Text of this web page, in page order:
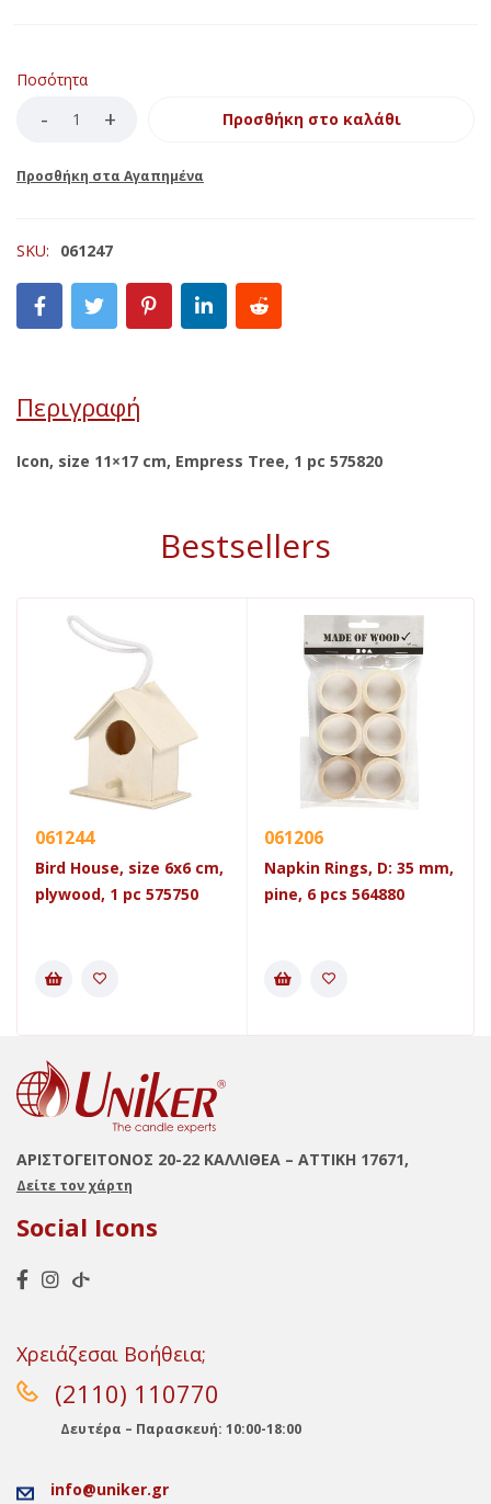
Ποσότητα
Προσθήκη στο καλάθι
SKU: 061247
Περιγραφή
Icon, size 11×17 cm, Empress Tree, 1 pc 575820
Bestsellers
061244
Bird House, size 6x6 cm,
plywood, 1 pc 575750
061206
Napkin Rings, D: 35 mm,
pine, 6 pcs 564880
ΑΡΙΣΤΟΓΕΙΤΟΝΟΣ 20-22 ΚΑΛΛΙΘΕΑ – ΑΤΤΙΚΗ 17671,
Δείτε τον χάρτη
Social Icons
Χρειάζεσαι Βοήθεια;
(2110) 110770
Δευτέρα – Παρασκευή: 10:00-18:00
info@uniker.gr